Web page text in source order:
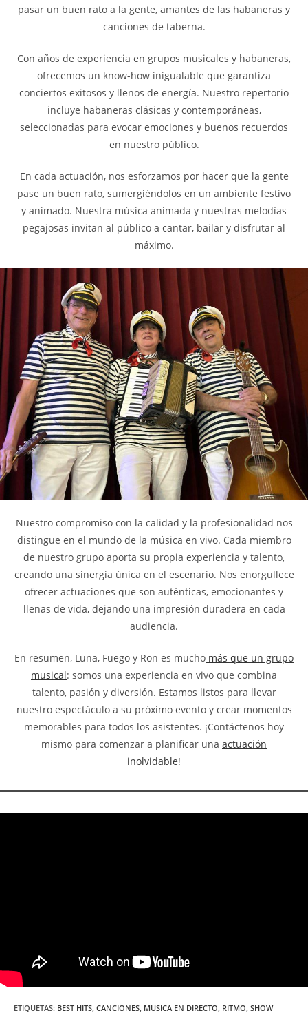
pasar un buen rato a la gente, amantes de las habaneras y
canciones de taberna.
Con años de experiencia en grupos musicales y habaneras,
ofrecemos un know-how inigualable que garantiza
conciertos exitosos y llenos de energía. Nuestro repertorio
incluye habaneras clásicas y contemporáneas,
seleccionadas para evocar emociones y buenos recuerdos
en nuestro público.
En cada actuación, nos esforzamos por hacer que la gente
pase un buen rato, sumergiéndolos en un ambiente festivo
y animado. Nuestra música animada y nuestras melodías
pegajosas invitan al público a cantar, bailar y disfrutar al
máximo.
Nuestro compromiso con la calidad y la profesionalidad nos
distingue en el mundo de la música en vivo. Cada miembro
de nuestro grupo aporta su propia experiencia y talento,
creando una sinergia única en el escenario. Nos enorgullece
ofrecer actuaciones que son auténticas, emocionantes y
llenas de vida, dejando una impresión duradera en cada
audiencia.
En resumen, Luna, Fuego y Ron es mucho más que un grupo
musical: somos una experiencia en vivo que combina
talento, pasión y diversión. Estamos listos para llevar
nuestro espectáculo a su próximo evento y crear momentos
memorables para todos los asistentes. ¡Contáctenos hoy
mismo para comenzar a planificar una actuación
inolvidable!
ETIQUETAS: BEST HITS, CANCIONES, MUSICA EN DIRECTO, RITMO, SHOW